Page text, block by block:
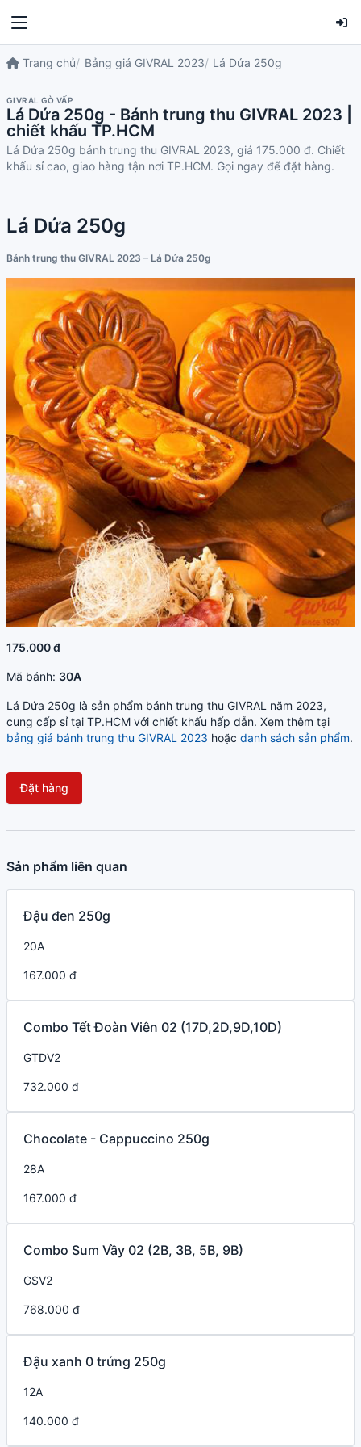
Trang chủ Bảng giá GIVRAL 2023 Lá Dứa 250g
GIVRAL GÒ VẤP
Lá Dứa 250g - Bánh trung thu GIVRAL 2023 |
chiết khấu TP.HCM
Lá Dứa 250g bánh trung thu GIVRAL 2023, giá 175.000 đ. Chiết
khấu sỉ cao, giao hàng tận nơi TP.HCM. Gọi ngay để đặt hàng.
Lá Dứa 250g
Bánh trung thu GIVRAL 2023 – Lá Dứa 250g
175.000 đ
Mã bánh: 30A
Lá Dứa 250g là sản phẩm bánh trung thu GIVRAL năm 2023,
cung cấp sỉ tại TP.HCM với chiết khấu hấp dẫn. Xem thêm tại
bảng giá bánh trung thu GIVRAL 2023 hoặc danh sách sản phẩm.
Đặt hàng
Sản phẩm liên quan
Đậu đen 250g
20A
167.000 đ
Combo Tết Đoàn Viên 02 (17D,2D,9D,10D)
GTDV2
732.000 đ
Chocolate - Cappuccino 250g
28A
167.000 đ
Combo Sum Vầy 02 (2B, 3B, 5B, 9B)
GSV2
768.000 đ
Đậu xanh 0 trứng 250g
12A
140.000 đ